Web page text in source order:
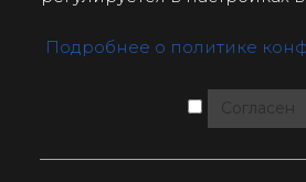
Подробнее о политике
Согласен